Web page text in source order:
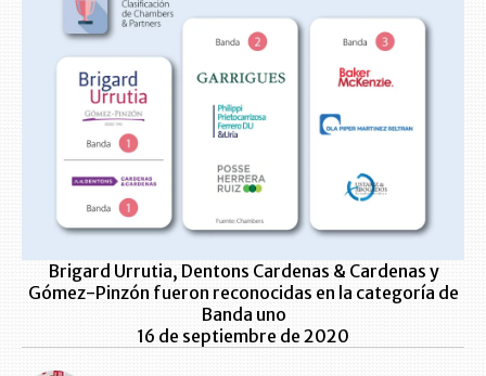
Brigard Urrutia, Dentons Cardenas & Cardenas y
Gómez-Pinzón fueron reconocidas en la categoría de
Banda uno
16 de septiembre de 2020